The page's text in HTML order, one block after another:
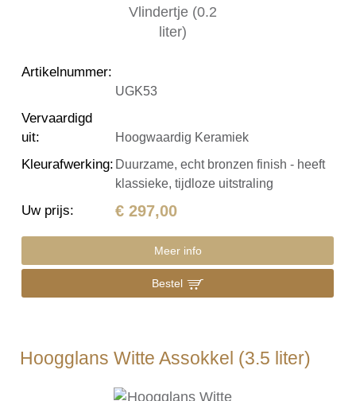
Artikelnummer:
UGK53
Vervaardigd
uit: Hoogwaardig Keramiek
Kleurafwerking: Duurzame, echt bronzen finish - heeft
klassieke, tijdloze uitstraling
Uw prijs: € 297,00
Meer info
Bestel
Hoogglans Witte Assokkel (3.5 liter)